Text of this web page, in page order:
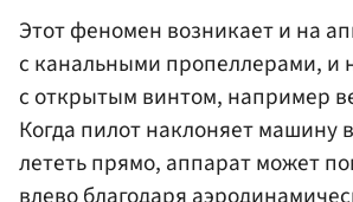
Этот феномен возникает и на
с канальными пропеллерами, и
с открытым винтом, например
Когда пилот наклоняет машину
лететь прямо, аппарат может